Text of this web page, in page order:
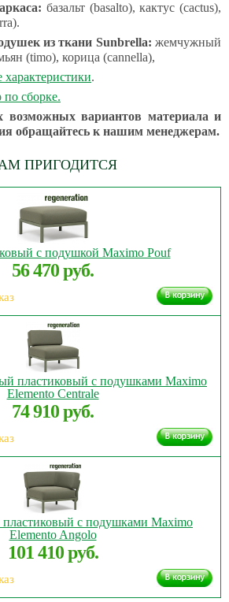
ПРИГОДИТСЯ
с подушкой Maximo Pouf
56 470 руб.
пластиковый с подушками Maximo
Elemento Centrale
74 910 руб.
пластиковый с подушками Maximo
Elemento Angolo
101 410 руб.
базальт (basalto), кактус (сactus),
из ткани Sunbrella: жемчужный
(timo), корица (cannella),
.
по сборке.
возможных вариантов материала и
обращайтесь к нашим менеджерам.